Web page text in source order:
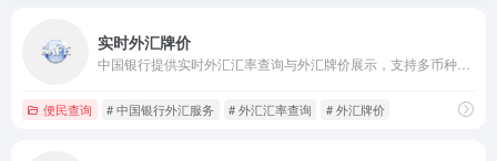
实时外汇牌价
便民查询 # 中国银行外汇服务 # 外汇汇率查询 # 外汇牌价